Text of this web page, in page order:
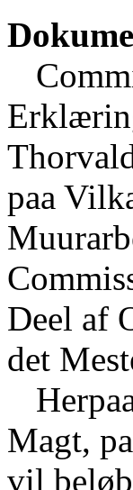
paa
Deel af
det
Magt,
vil